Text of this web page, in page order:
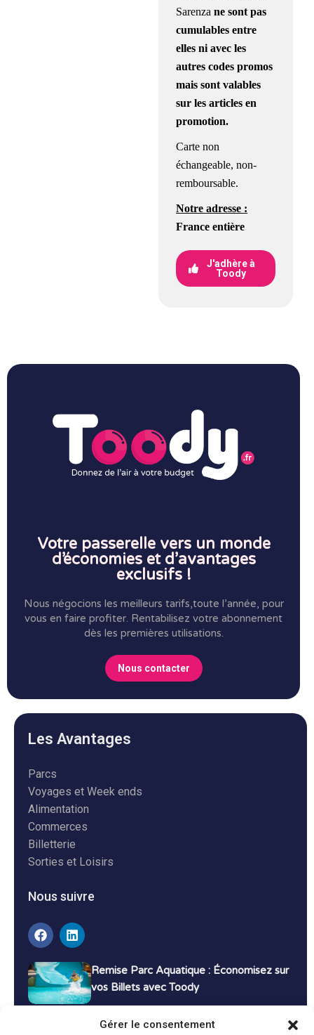
Gérer le consentement
Sarenzane sont pas
cumulables entre
elles ni avec les
autres codes promos
mais sont valables
sur les articles en
promotion.
Carte non
échangeable, non-
remboursable.
Notre adresse :
France entière
J'adhère à
Toody
Votre passerelle vers un monde
d’économies et d’avantages
exclusifs !
Nous négocions les meilleurs tarifs,toute l’année, pour
vous en faire profiter. Rentabilisez votre abonnement
dès les premières utilisations.
Nous contacter
Les Avantages
Parcs
Voyages et Week ends
Alimentation
Commerces
Billetterie
Sorties et Loisirs
Nous suivre
Remise Parc Aquatique : Économisez sur
vos Billets avec Toody